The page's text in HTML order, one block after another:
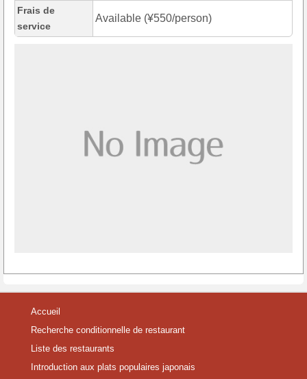
Frais de
service
Available (¥550/person)
Accueil
Recherche conditionnelle de restaurant
Liste des restaurants
Introduction aux plats populaires japonais